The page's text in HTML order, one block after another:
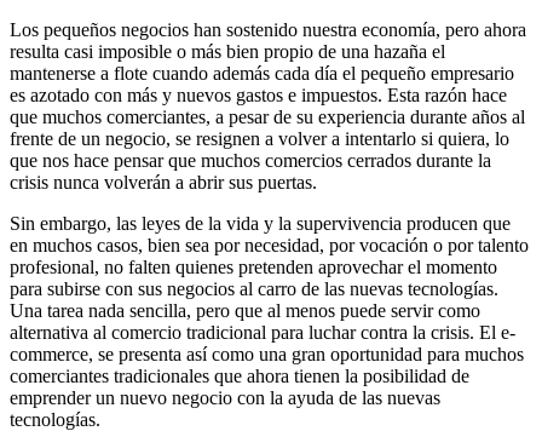
Los pequeños negocios han sostenido nuestra economía, pero ahora
resulta casi imposible o más bien propio de una hazaña el
mantenerse a flote cuando además cada día el pequeño empresario
es azotado con más y nuevos gastos e impuestos. Esta razón hace
que muchos comerciantes, a pesar de su experiencia durante años al
frente de un negocio, se resignen a volver a intentarlo si quiera, lo
que nos hace pensar que muchos comercios cerrados durante la
crisis nunca volverán a abrir sus puertas.
Sin embargo, las leyes de la vida y la supervivencia producen que
en muchos casos, bien sea por necesidad, por vocación o por talento
profesional, no falten quienes pretenden aprovechar el momento
para subirse con sus negocios al carro de las nuevas tecnologías.
Una tarea nada sencilla, pero que al menos puede servir como
alternativa al comercio tradicional para luchar contra la crisis. El e-
commerce, se presenta así como una gran oportunidad para muchos
comerciantes tradicionales que ahora tienen la posibilidad de
emprender un nuevo negocio con la ayuda de las nuevas
tecnologías.